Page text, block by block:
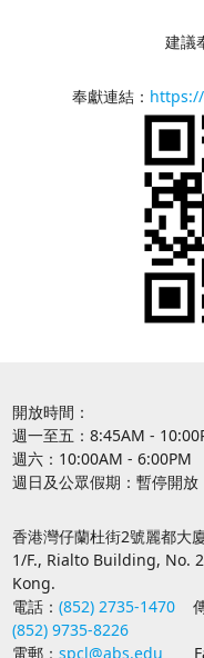
建議
奉獻連結：
開放時間：
週一至五：8:45AM -
週六：10:00AM - 6:00PM
週日及公眾假期：暫停開放
香港灣仔蘭杜街2號麗都大
1/F., Rialto Building, No.
Kong.
電話： (852) 2735-1470傳
(852) 9735-8226
電郵： spcl@abs.edu